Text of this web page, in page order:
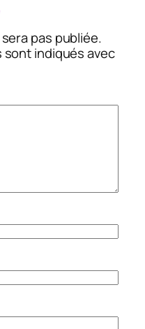
pas publiée.
sont indiqués avec